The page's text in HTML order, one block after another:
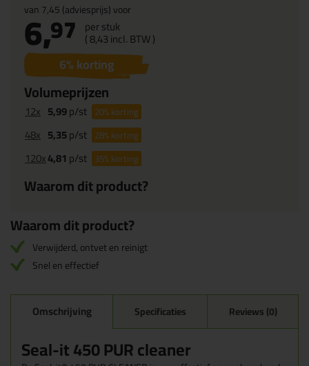
van7,45(adviesprijs) voor
6,97 per stuk
(8,43incl. BTW )
6% korting
Volumeprijzen
12x 5,99p/st 20%korting
48x 5,35p/st 28%korting
120x4,81 p/st 35%korting
Waarom dit product?
Waarom dit product?
Verwijderd, ontvet en reinigt
Snel en effectief
Omschrijving Specificaties Reviews (0)
Seal-it 450 PUR cleaner